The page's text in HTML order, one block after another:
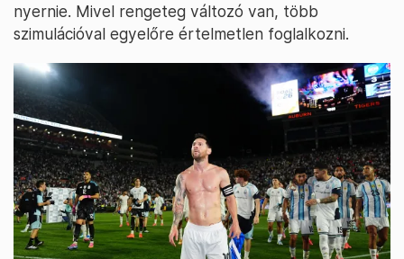
nyernie. Mivel rengeteg változó van, több
szimulációval egyelőre értelmetlen foglalkozni.